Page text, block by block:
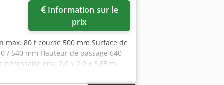
Information sur le
prix
max. 80 t course 500 mm Surface de
/ 540 mm Hauteur de passage 640
nécessaire env. 2,0 x 2,0 x 3,85 m
prismatiques pour redresser